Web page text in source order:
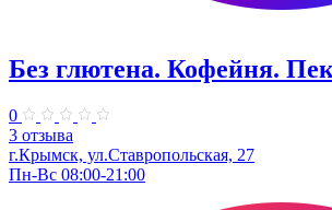
Без глютена. Кофейня.
0
3 отзыва
г.Крымск, ул.Ставропольская, 27
Пн-Вс 08:00-21:00